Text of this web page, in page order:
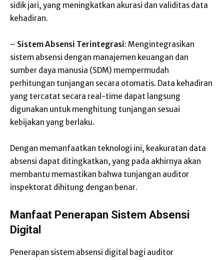
sidik jari, yang meningkatkan akurasi dan validitas data
kehadiran.
– Sistem Absensi Terintegrasi: Mengintegrasikan
sistem absensi dengan manajemen keuangan dan
sumber daya manusia (SDM) mempermudah
perhitungan tunjangan secara otomatis. Data kehadiran
yang tercatat secara real-time dapat langsung
digunakan untuk menghitung tunjangan sesuai
kebijakan yang berlaku.
Dengan memanfaatkan teknologi ini, keakuratan data
absensi dapat ditingkatkan, yang pada akhirnya akan
membantu memastikan bahwa tunjangan auditor
inspektorat dihitung dengan benar.
Manfaat Penerapan Sistem Absensi
Digital
Penerapan sistem absensi digital bagi auditor